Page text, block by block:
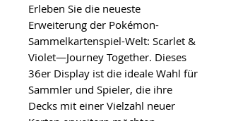
Erleben Sie die neueste
Erweiterung der Pokémon-
Sammelkartenspiel-Welt: Scarlet &
Violet—Journey Together. Dieses
36er Display ist die ideale Wahl für
Sammler und Spieler, die ihre
Decks mit einer Vielzahl neuer